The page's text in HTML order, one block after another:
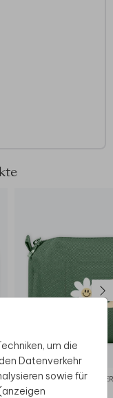
um die
Datenverkehr
sowie für
(oder
Kindern